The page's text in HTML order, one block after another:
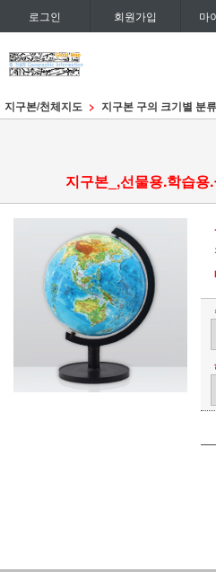
로그인 회원가입 마
지구본/천체지도 지구본 구의 크기별 분류
지구본_,선물용.학습용